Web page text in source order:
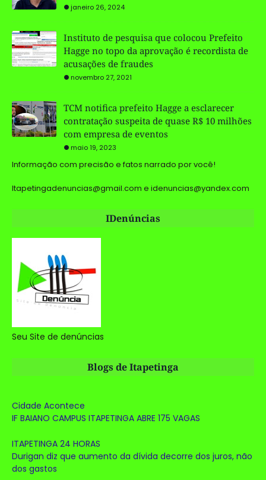
janeiro 26, 2024
Instituto de pesquisa que colocou Prefeito
Hagge no topo da aprovação é recordista de
acusações de fraudes
novembro 27, 2021
TCM notifica prefeito Hagge a esclarecer
contratação suspeita de quase R$ 10 milhões
com empresa de eventos
maio 19, 2023
Informação com precisão e fatos narrado por você!
Itapetingadenuncias@gmail.com e idenuncias@yandex.com
IDenúncias
Seu Site de denúncias
Blogs de Itapetinga
Cidade Acontece
IF BAIANO CAMPUS ITAPETINGA ABRE 175 VAGAS
ITAPETINGA 24 HORAS
Durigan diz que aumento da dívida decorre dos juros, não
dos gastos